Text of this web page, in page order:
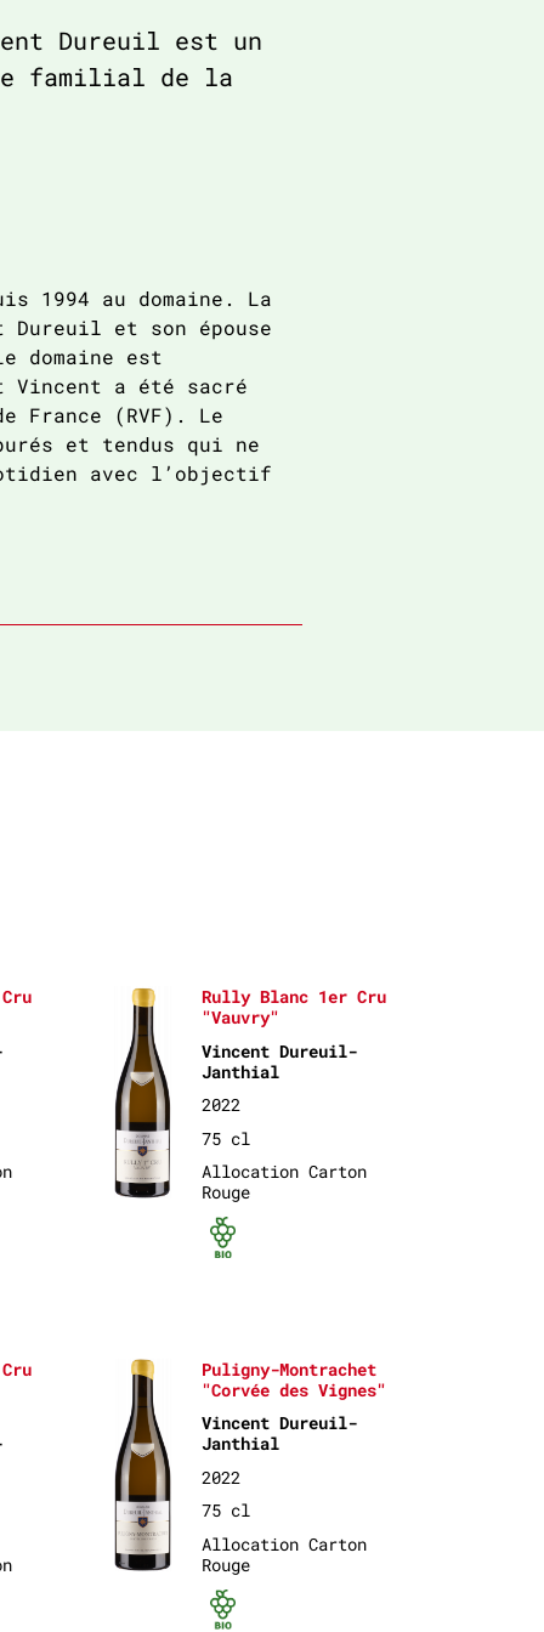
Dureuil est un
familial de la
1994 au domaine. La
et son épouse
domaine est
Vincent a été sacré
France (RVF). Le
et tendus qui ne
avec l’objectif
Rully Blanc 1er Cru
"Vauvry"
Vincent Dureuil-
Janthial
2022
75 cl
Allocation Carton
Rouge
Bio certifié
Puligny-Montrachet
"Corvée des Vignes"
Vincent Dureuil-
Janthial
2022
75 cl
Allocation Carton
Rouge
Bio certifié